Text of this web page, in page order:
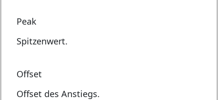
Peak
Spitzenwert.
Offset
Offset des Anstiegs.